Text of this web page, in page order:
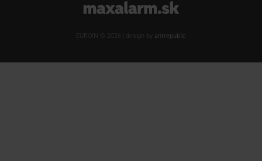
www.maxalarm.sk
EUROIN © 2026 | design by antrepublic